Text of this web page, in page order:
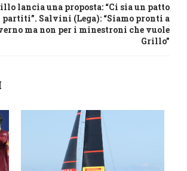
lancia una proposta: “Ci sia un patto
Salvini (Lega): “Siamo pronti a
ma non per i minestroni che vuole
Grillo”